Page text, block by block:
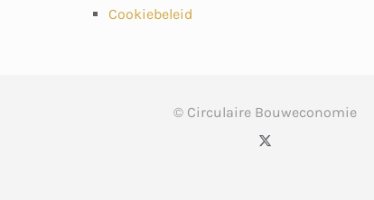
Cookiebeleid
© Circulaire Bouweconomie